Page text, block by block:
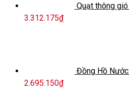
Quạt thông
3.312.175₫
Đồng Hồ
2.695.150₫